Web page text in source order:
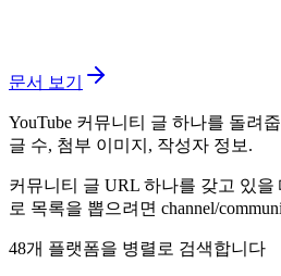
문서 보기
YouTube 커뮤니티 글 하나를 돌려
글 수, 첨부 이미지, 작성자 정보.
커뮤니티 글 URL 하나를 갖고 있을
로 목록을 뽑으려면 channel/
48개 플랫폼을 병렬로 검색합니다